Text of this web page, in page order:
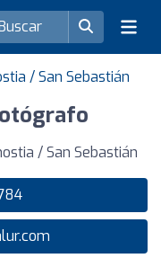
/ San Sebastián
/ San Sebastián